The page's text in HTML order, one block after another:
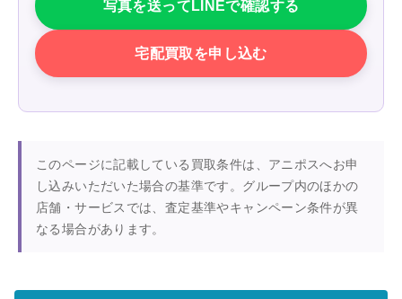
写真を送ってLINEで確認する
宅配買取を申し込む
このページに記載している買取条件は、アニポスへお申
し込みいただいた場合の基準です。グループ内のほかの
店舗・サービスでは、査定基準やキャンペーン条件が異
なる場合があります。